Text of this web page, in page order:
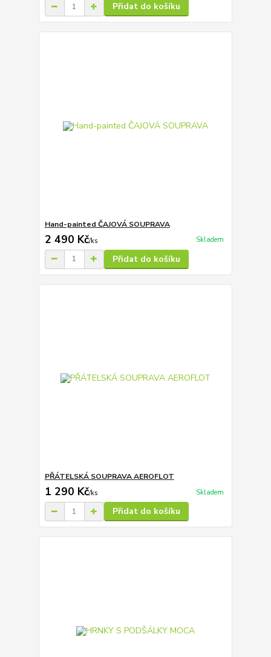
Přidat do košíku
Hand-painted ČAJOVÁ SOUPRAVA
2 490 Kč/ks Skladem
Přidat do košíku
PŘÁTELSKÁ SOUPRAVA AEROFLOT
1 290 Kč/ks Skladem
Přidat do košíku